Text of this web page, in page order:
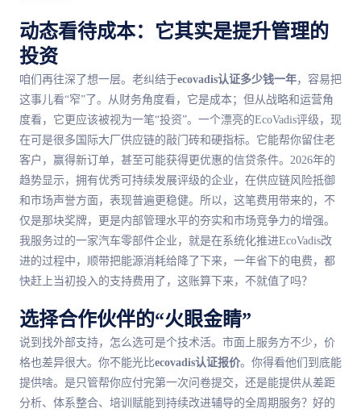
动态看待成本：它其实是提升管理的
投资
咱们再往深了想一层。老纠结于ecovadis认证多少钱一年，容易把
这事儿看“窄”了。从财务角度看，它是成本；但从战略和运营角
度看，它更应该被视为一笔“投资”。一个漂亮的EcoVadis评级，现
在可是很多国际大厂供应链的敲门砖和硬指标。它能帮你留住老
客户，赢得新订单，甚至可能获得更优惠的信贷条件。2026年的
趋势显示，拥有优秀可持续发展评级的企业，在供应链风险抵御
和市场声誉方面，表现普遍更稳健。所以，这笔费用带来的，不
仅是那块奖牌，更是内部管理水平的夯实和市场竞争力的增强。
我服务过的一家汽车零部件企业，就是在系统化推进EcoVadis改
进的过程中，顺带把能源消耗给降了下来，一年省下的电费，都
快赶上当初投入的支持费用了，这账算下来，不就值了吗？
选择合作伙伴的“火眼金睛”
说到找外部支持，怎么选可是个技术活。市面上服务方不少，价
格也差异很大。你不能光比ecovadis认证报价。你得看他们到底能
提供啥。是只管帮你应付完第一次问卷提交，还是能提供从差距
分析、体系整合、培训赋能到持续改进辅导的全周期服务？好的